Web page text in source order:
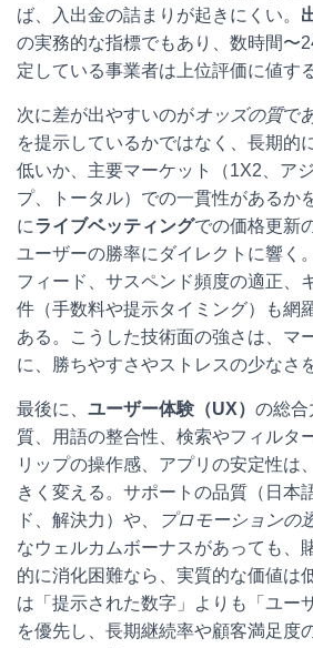
ば、入出金の詰まりが起きにくい。
の実務的な指標でもあり、数時間〜
定している事業者は上位評価に値する
次に差が出やすいのがオッズの質で
を提示しているかではなく、長期的
低いか、主要マーケット（1X2、ア
プ、トータル）での一貫性があるか
にライブベッティングでの価格更新
ユーザーの勝率にダイレクトに響く
フィード、サスペンド頻度の適正、
件（手数料や提示タイミング）も網
ある。こうした技術面の強さは、マ
に、勝ちやすさやストレスの少なさ
最後に、 ユーザー体験（UX） の総合
質、用語の整合性、検索やフィルタ
リップの操作感、アプリの安定性は
きく変える。サポートの品質（日本
ド、解決力）や、
プロモーションの
なウェルカムボーナスがあっても、
的に消化困難なら、実質的な価値は
は「提示された数字」よりも「ユー
を優先し、長期継続率や顧客満足度